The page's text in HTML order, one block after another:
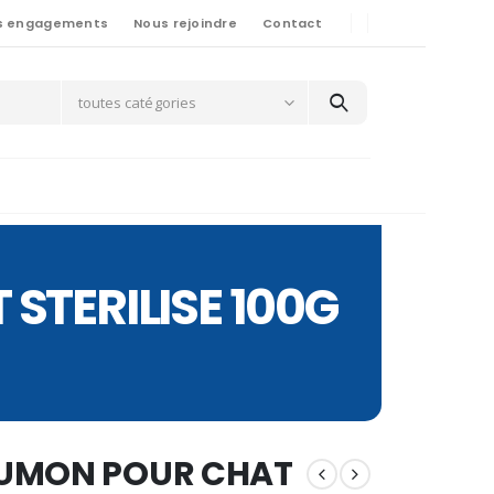
engagements Nous rejoindre Contact
toutes catégories
100G
POUR CHAT